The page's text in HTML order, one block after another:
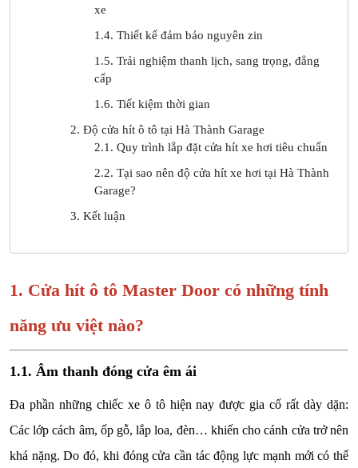
xe
1.4. Thiết kế đảm bảo nguyên zin
1.5. Trải nghiệm thanh lịch, sang trọng, đẳng
cấp
1.6. Tiết kiệm thời gian
2. Độ cửa hít ô tô tại Hà Thành Garage
2.1. Quy trình lắp đặt cửa hít xe hơi tiêu chuẩn
2.2. Tại sao nên độ cửa hít xe hơi tại Hà Thành
Garage?
3. Kết luận
1. Cửa hít ô tô Master Door có những tính
năng ưu việt nào?
1.1. Âm thanh đóng cửa êm ái
Đa phần những chiếc xe ô tô hiện nay được gia cố rất dày dặn:
Các lớp cách âm, ốp gỗ, lắp loa, đèn… khiến cho cánh cửa trở nên
khá nặng. Do đó, khi đóng cửa cần tác động lực mạnh mới có thể